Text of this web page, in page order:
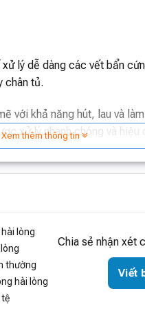
lý dễ dàng các vết bẩn
chân tủ.
với khả năng hút, lau và
xử lý nhanh chóng và hiệu
dùng không cần phải
Xem thêm thông tin
hài lòng
lòng
thường
hài lòng
tệ
Chia sẻ nhận xét
Viết